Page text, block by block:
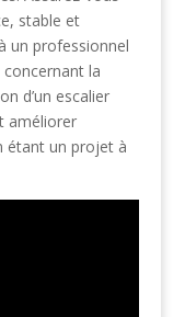
stable et
un professionnel
la
d’un escalier
améliorer
étant un projet à